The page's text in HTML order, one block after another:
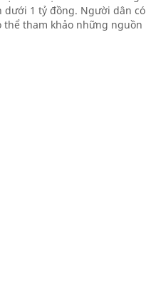
dưới 1 tỷ đồng. Người dân có
tham khảo những nguồn